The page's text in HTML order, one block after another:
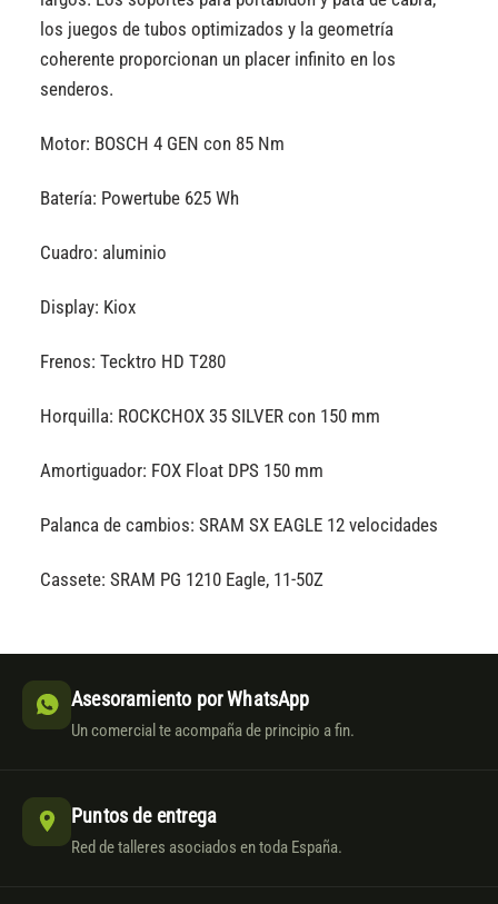
los juegos de tubos optimizados y la geometría
coherente proporcionan un placer infinito en los
senderos.
Motor: BOSCH 4 GEN con 85 Nm
Batería: Powertube 625 Wh
Cuadro: aluminio
Display: Kiox
Frenos: Tecktro HD T280
Horquilla: ROCKCHOX 35 SILVER con 150 mm
Amortiguador: FOX Float DPS 150 mm
Palanca de cambios: SRAM SX EAGLE 12 velocidades
Cassete: SRAM PG 1210 Eagle, 11-50Z
Asesoramiento por WhatsApp
Un comercial te acompaña de principio a fin.
Puntos de entrega
Red de talleres asociados en toda España.